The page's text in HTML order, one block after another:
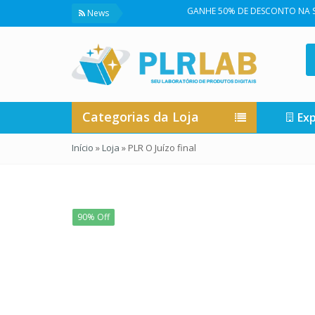
News GANHE 50% DE DESCONTO NA SUA
Categorias da Loja
Início »Loja » PLR O Juízo final
90% Off